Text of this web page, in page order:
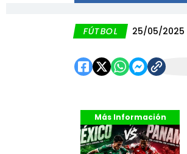
FÚTBOL 25/05/2025
Más Información